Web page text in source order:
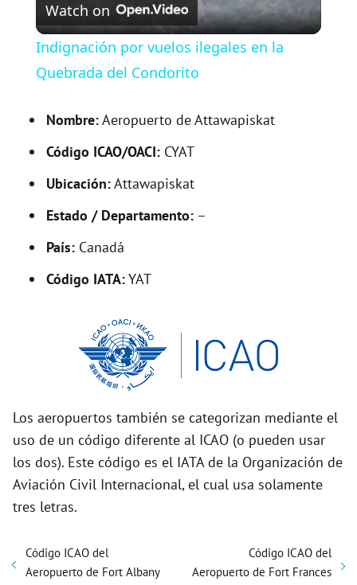
l
a
y
i
Watch on
Indignación por vuelos ilegales en la
Quebrada del Condorito
Nombre:Aeropuerto de Attawapiskat
Código ICAO/OACI: CYAT
Ubicación:Attawapiskat
Estado / Departamento: –
País: Canadá
Código IATA:YAT
Los aeropuertos también se categorizan mediante el
uso de un código diferente al ICAO (o pueden usar
los dos). Este código es el IATA de la Organización de
Aviación Civil Internacional, el cual usa solamente
tres letras.
Código ICAO del
Aeropuerto de Fort Albany
Código ICAO del
Aeropuerto de Fort Frances